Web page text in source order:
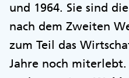
und 1964. Sie sind
nach dem Zweiten
zum Teil das
Jahre noch